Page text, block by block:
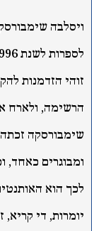
ויסלבה
לספרות לשנת 1996, הלכה לעולמה בפברואר 2012.
זוהי הזדמנות
הרשימה, ולארח
שימבורסקה זכתה
ומבוגרים כאחד,
לכך הוא
יומרות, די קריא,